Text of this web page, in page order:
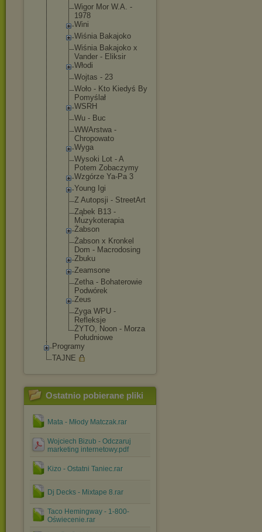
Wigor Mor W.A. -
1978
Wini
Wiśnia Bakajoko
Wiśnia Bakajoko x
Vander - Eliksir
Włodi
Wojtas - 23
Woło - Kto Kiedyś By
Pomyślał
WSRH
Wu - Buc
WWArstwa -
Chropowato
Wyga
Wysoki Lot - A
Potem Zobaczymy
Wzgórze Ya-Pa 3
Young Igi
Z Autopsji - StreetArt
Ząbek B13 -
Muzykoterapia
Żabson
Żabson x Kronkel
Dom - Macrodosing
Zbuku
Zeamsone
Zetha - Bohaterowie
Podwórek
Zeus
Zyga WPU -
Refleksje
ŻYTO, Noon - Morza
Południowe
Programy
TAJNE
Ostatnio pobierane pliki
Mata - Młody Matczak.rar
Wojciech Bizub - Odczaruj
marketing internetowy.pdf
Kizo - Ostatni Taniec.rar
Dj Decks - Mixtape 8.rar
Taco Hemingway - 1-800-
Oświecenie.rar